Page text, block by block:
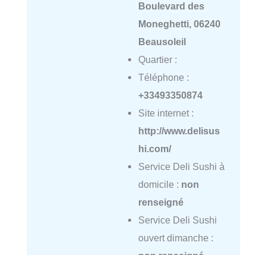
Boulevard des
Moneghetti, 06240
Beausoleil
Quartier :
Téléphone :
+33493350874
Site internet :
http://www.delisus
hi.com/
Service Deli Sushi à
domicile : non
renseigné
Service Deli Sushi
ouvert dimanche :